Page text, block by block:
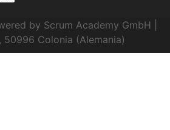
by Scrum Academy GmbH |
50996 Colonia (Alemania)